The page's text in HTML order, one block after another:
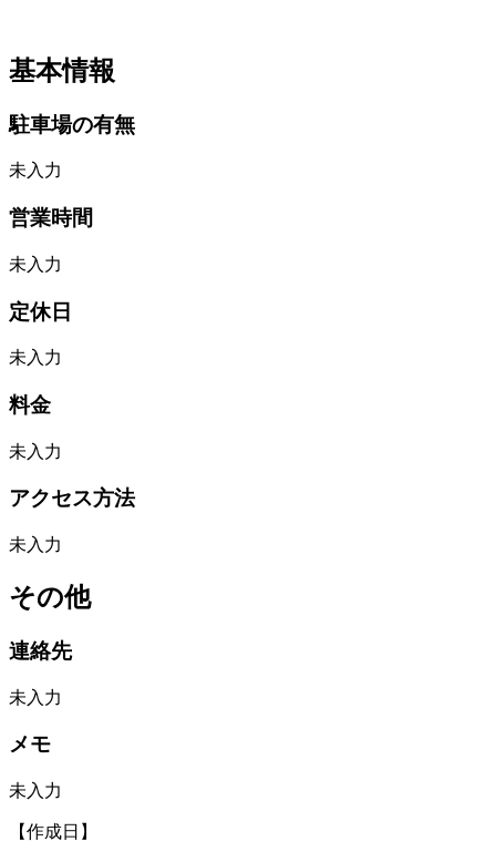
基本情報
駐車場の有無
未入力
営業時間
未入力
定休日
未入力
料金
未入力
アクセス方法
未入力
その他
連絡先
未入力
メモ
未入力
【作成日】